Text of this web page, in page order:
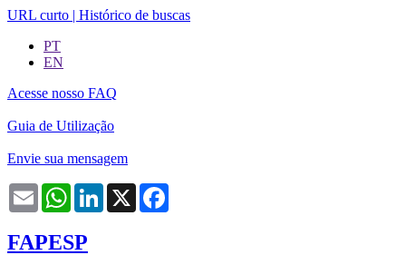
URL curto | Histórico de buscas
PT
EN
Acesse nosso FAQ
Guia de Utilização
Envie sua mensagem
Email WhatsAppLinkedIn
X
FAPESP